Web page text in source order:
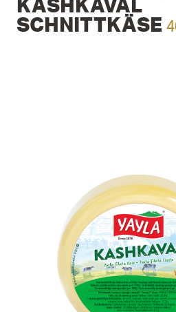
KASHKAVAL
SCHNITTKÄSE